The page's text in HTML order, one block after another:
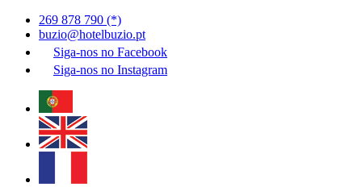
269 878 790 (*)
buzio@hotelbuzio.pt
Siga-nos no Facebook
Siga-nos no Instagram